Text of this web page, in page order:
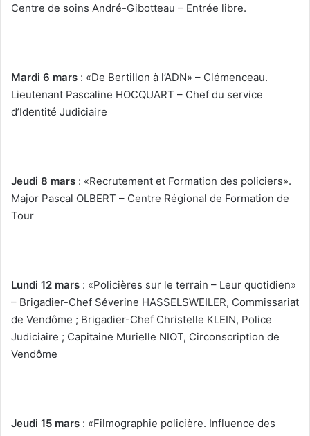
Centre de soins André-Gibotteau – Entrée libre.
Mardi 6 mars : «De Bertillon à l’ADN» – Clémenceau.
Lieutenant Pascaline HOCQUART – Chef du service
d’Identité Judiciaire
Jeudi 8 mars : «Recrutement et Formation des policiers».
Major Pascal OLBERT – Centre Régional de Formation de
Tour
Lundi 12 mars : «Policières sur le terrain – Leur quotidien»
– Brigadier-Chef Séverine HASSELSWEILER, Commissariat
de Vendôme ; Brigadier-Chef Christelle KLEIN, Police
Judiciaire ; Capitaine Murielle NIOT, Circonscription de
Vendôme
Jeudi 15 mars : «Filmographie policière. Influence des